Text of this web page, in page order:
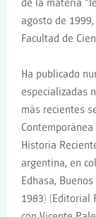
de la materia
agosto de
Facultad de
Ha publicado
especializadas
más recientes
Historia
argentina, en
Edhasa,
1983) (Editorial